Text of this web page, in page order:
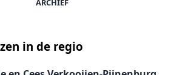
ARCHIEF
in de regio